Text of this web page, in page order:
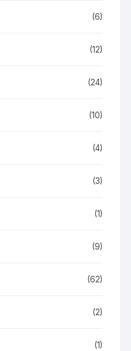
(6)
(12)
(24)
(10)
(4)
(3)
(1)
(9)
(62)
(2)
(1)